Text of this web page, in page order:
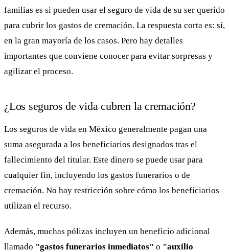
familias es si pueden usar el seguro de vida de su ser querido
para cubrir los gastos de cremación. La respuesta corta es: sí,
en la gran mayoría de los casos. Pero hay detalles
importantes que conviene conocer para evitar sorpresas y
agilizar el proceso.
¿Los seguros de vida cubren la cremación?
Los seguros de vida en México generalmente pagan una
suma asegurada a los beneficiarios designados tras el
fallecimiento del titular. Este dinero se puede usar para
cualquier fin, incluyendo los gastos funerarios o de
cremación. No hay restricción sobre cómo los beneficiarios
utilizan el recurso.
Además, muchas pólizas incluyen un beneficio adicional
llamado "gastos funerarios inmediatos" o "auxilio